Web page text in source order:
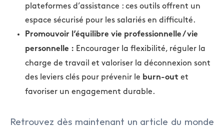
plateformes d’assistance : ces outils offrent un
espace sécurisé pour les salariés en difficulté.
Promouvoir l’équilibre vie professionnelle / vie
personnelle : Encourager la flexibilité, réguler la
charge de travail et valoriser la déconnexion sont
des leviers clés pour prévenir le burn-out et
favoriser un engagement durable.
Retrouvez dès maintenant un article du monde